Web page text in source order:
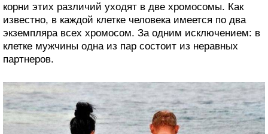
корни этих различий уходят в две хромосомы. Как
известно, в каждой клетке человека имеется по два
экземпляра всех хромосом. За одним исключением: в
клетке мужчины одна из пар состоит из неравных
партнеров.